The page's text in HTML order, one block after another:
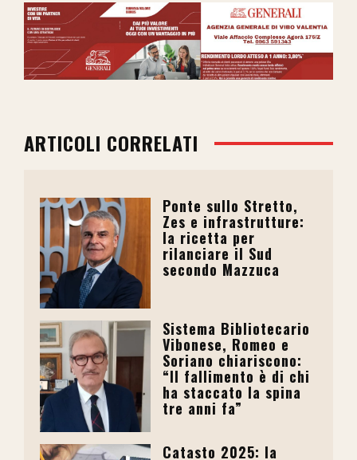
ARTICOLI CORRELATI
Ponte sullo Stretto,
Zes e infrastrutture:
la ricetta per
rilanciare il Sud
secondo Mazzuca
Sistema Bibliotecario
Vibonese, Romeo e
Soriano chiariscono:
“Il fallimento è di chi
ha staccato la spina
tre anni fa”
Catasto 2025: la